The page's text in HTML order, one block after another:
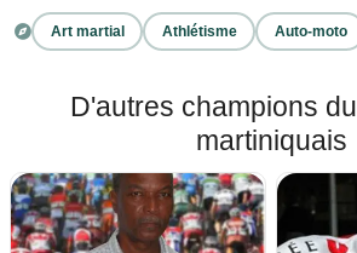
Art martial Athlétisme Auto-moto
D'autres champions
martiniquais